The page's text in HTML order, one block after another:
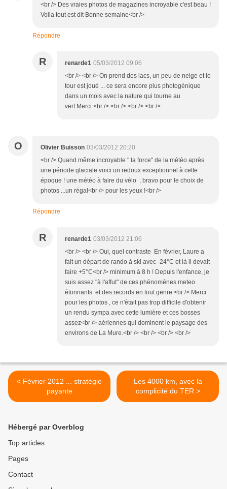
<br /> Des vraies photos de magazines incroyable c'est beau !
Voila tout est dit Bonne semaine<br />
Répondre
R renarde1 05/03/2012 09:06
<br /> <br /> On prend des lacs, un peu de neige et le
tour est joué ... ce sera encore plus photogénique
dans un mois avec la nature qui tourne au
vert Merci <br /> <br /> <br /> <br />
O Olivier Buisson 03/03/2012 20:20
<br /> Quand même incroyable " la force" de la météo après
une période glaciale voici un redoux exceptionnel à cette
époque ! une météo à faire du vélo , bravo pour le choix de
photos ...un régal<br /> pour les yeux !<br />
Répondre
R renarde1 03/03/2012 21:06
<br /> <br /> Oui, quel contraste En février, Laure a
fait un départ de rando à ski avec -24°C et là il devait
faire +5°C<br /> minimum à 8 h ! Depuis l'enfance, je
suis assez "à l'affut" de ces phénomènes meteo
étonnants et des records en tout genre <br /> Merci
pour les photos , ce n'était pas trop difficile d'obtenir
un rendu sympa avec cette lumière et ces bosses
assez<br /> aériennes qui dominent le paysage des
environs de La Mure.<br /> <br /> <br /> <br />
< Février 2012 ... stratégie
payante
Les 4000 km, avec la
complicité du TER >
Hébergé par Overblog
Top articles
Pages
Contact